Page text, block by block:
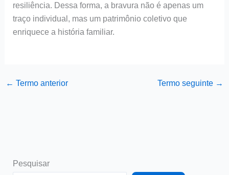
resiliência. Dessa forma, a bravura não é apenas um
traço individual, mas um patrimônio coletivo que
enriquece a história familiar.
← Termo anterior Termo seguinte →
Pesquisar